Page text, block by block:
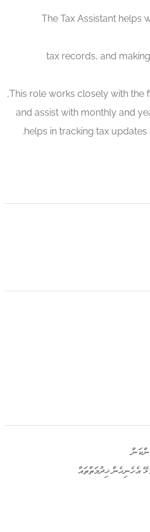
The Tax Assistant helps
tax records, and
This role works closely with the
and assist with monthly and
helps in tracking tax
އެހެނިހެން ޚިދުމަތްތައް